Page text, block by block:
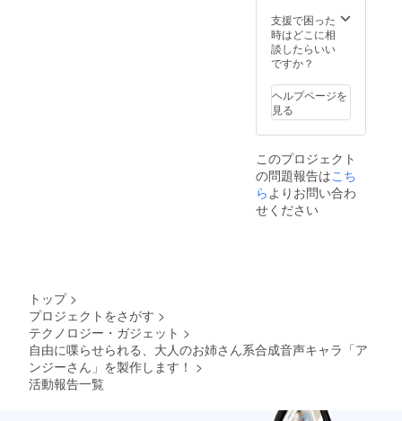
ンドで
す。
（イラ
スト担
るとね
る様）
■「アン
ジーさ
クリル
キーホ
ルダー
「アン
ジーさ
です。
（イラ
当：c.
ぱふぇ
様）
■「ディ
ん」
ビッグ
アクリ
ルスタ
「ディ
アちゃ
ん」の
立ち絵
イラス
スト担
当：ぱ
microa
様） ■
クリア
ファイ
「Lusty
*Kiss
Product
ion」
クター5
人のイ
ラスト
が描か
れたク
様）
■「アル
ポスト
カード
です。
（イラ
当：菓
色様）
■ポスト
カードB
ジーさ
ん」の
イラス
トが描
かれた
クリア
ファイ
かれた
マイク
ロファ
イバー
です。
（イラ
スト担
当：みU
ポスト
カードA
「アン
ジーさ
ん」と
です。
（イラ
メール
にてダ
ウン
ロード
伝えい
たしま
す。 ■
等身大
ルスタ
ンド
（お名
前入
り）
ん」、
「リリ
支援で困った
時はどこに相
談したらいい
ですか？
ヘルプページを
見る
このプロジェクト
の問題報告はこち
らよりお問い合わ
せください
トップ >
プロジェクトをさがす >
テクノロジー・ガジェット >
自由に喋らせられる、大人のお姉さん系合成音声キャラ「ア
ンジーさん」を製作します！ >
活動報告一覧